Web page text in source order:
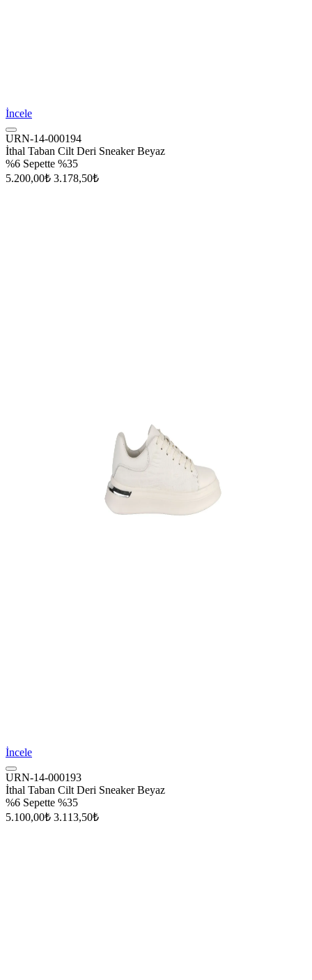
İncele
URN-14-000194
İthal Taban Cilt Deri Sneaker Beyaz
%6 Sepette %35
5.200,00₺ 3.178,50₺
İncele
URN-14-000193
İthal Taban Cilt Deri Sneaker Beyaz
%6 Sepette %35
5.100,00₺ 3.113,50₺